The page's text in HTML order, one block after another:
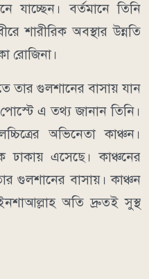
যাচ্ছেন। বর্তমানে তিনি
শারীরিক অবস্থার উন্নতি
রোজিনা।
তার গুলশানের বাসায় যান
এ তথ্য জানান তিনি।
অভিনেতা কাঞ্চন।
এসেছে। কাঞ্চনের
গুলশানের বাসায়। কাঞ্চন
অতি দ্রুতই সুস্থ